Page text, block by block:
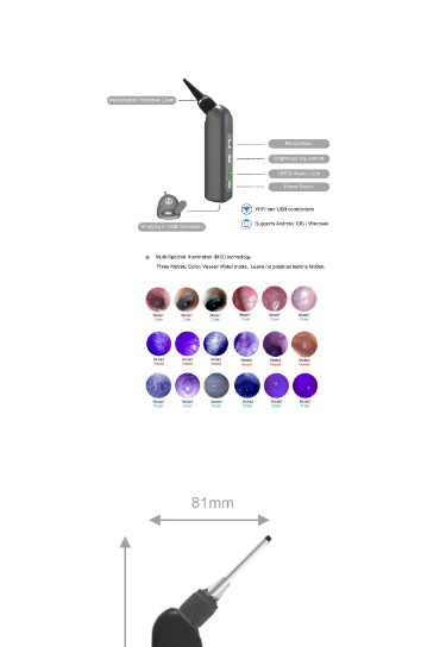
> Endoscopio Flessibile USB (2,5 mm)
> Endoscopio Flessibile USB (5,2 mm)
> Endoscopio rigido USB (5,0 mm)
Stazione di lavoro per endoscopi